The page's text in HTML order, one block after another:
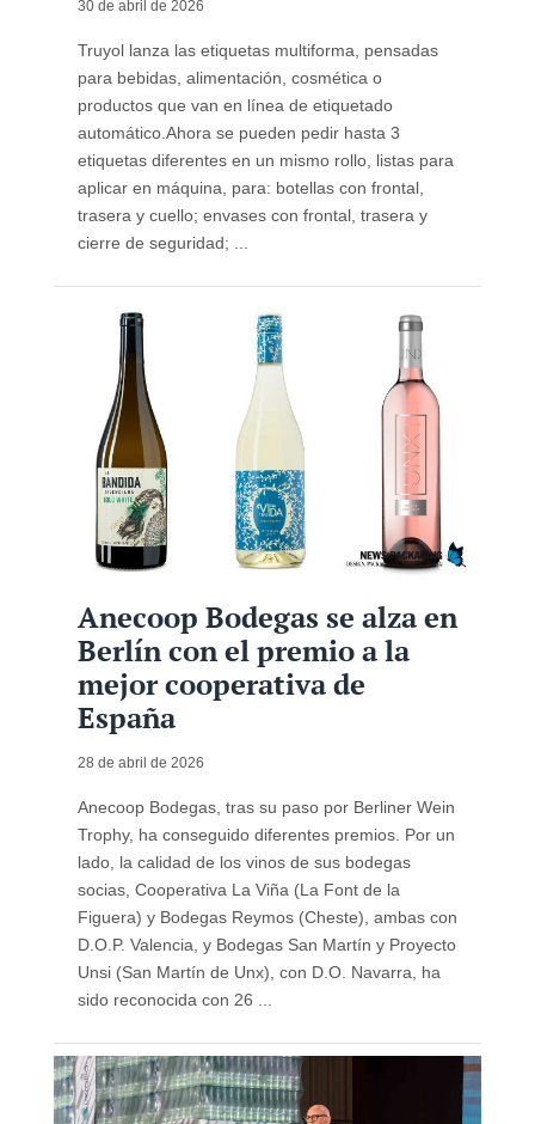
30 de abril de 2026
Truyol lanza las etiquetas multiforma, pensadas
para bebidas, alimentación, cosmética o
productos que van en línea de etiquetado
automático. ​Ahora se pueden pedir hasta 3
etiquetas diferentes en un mismo rollo, listas para
aplicar en máquina, para: botellas con frontal,
trasera y cuello; envases con frontal, trasera y
cierre de seguridad; ...
Anecoop Bodegas se alza en
Berlín con el premio a la
mejor cooperativa de
España
28 de abril de 2026
Anecoop Bodegas, tras su paso por Berliner Wein
Trophy, ha conseguido diferentes premios. Por un
lado, la calidad de los vinos de sus bodegas
socias, Cooperativa La Viña (La Font de la
Figuera) y Bodegas Reymos (Cheste), ambas con
D.O.P. Valencia, y Bodegas San Martín y Proyecto
Unsi (San Martín de Unx), con D.O. Navarra, ha
sido reconocida con 26 ...